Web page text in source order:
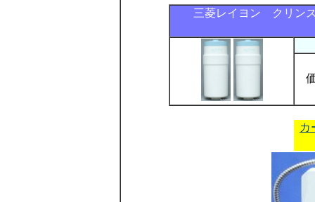
三菱レイヨン クリン
カ